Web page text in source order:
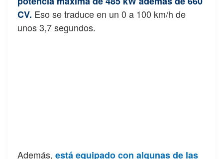
CV. Eso se traduce en un 0 a 100 km/h de
unos 3,7 segundos.
Además, está equipado con algunas de las